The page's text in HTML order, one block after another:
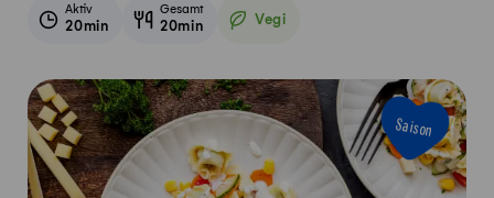
Aktiv
20min
Gesamt
20min Vegi
Vegetarisch
Saison